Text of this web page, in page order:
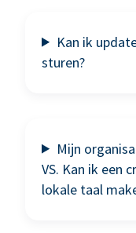
Kan ik
sturen?
Mijn
VS. Kan ik een
lokale taal